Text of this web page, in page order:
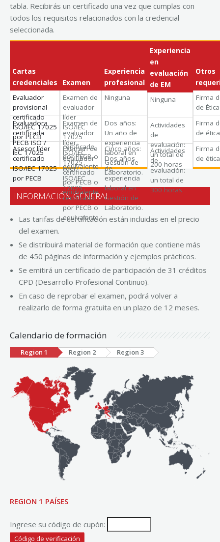
tabla. Recibirás un certificado una vez que cumplas con
todos los requisitos relacionados con la credencial
seleccionada.
Cartas
credenciales
Evaluador
provisional
certificado
ISO/IEC 17025
por PECB
Evaluadora
certificada
PECB ISO /
IEC 17025
Asesor líder
certificado
ISO/IEC 17025
por PECB
Examen
Examen de
evaluador
líder
ISO/IEC
17025
certificado
por PECB o
equivalente
Examen de
evaluador
líder
ISO/IEC
17025
certificado
por PECB o
equivalente
Examen de
evaluador
líder
ISO/IEC
17025
certificado
por PECB o
equivalente
Experiencia
profesional
Ninguna
Dos años:
Un año de
experiencia
laboral en
Gestión de
Laboratorio.
Cinco años:
Dos años
de
experiencia
laboral en
Gestión de
Laboratorio.
Experiencia
en
evaluación
de EM
Ninguna
Actividades
de
evaluación:
un total de
200 horas
Actividades
de
evaluación:
un total de
300 horas
Otros
Firma
de
Firma
de
Firma
de
INFORMACIÓN GENERAL
Las tarifas de certificación están incluidas en el precio
del examen.
Se distribuirá material de formación que contiene más
de 450 páginas de información y ejemplos prácticos.
Se emitirá un certificado de participación de 31 créditos
CPD (Desarrollo Profesional Continuo).
En caso de reprobar el examen, podrá volver a
realizarlo de forma gratuita en un plazo de 12 meses.
Calendario de formación
Region 1 Region 2 Region 3
REGION 1 PAÍSES
Ingrese su código de cupón: